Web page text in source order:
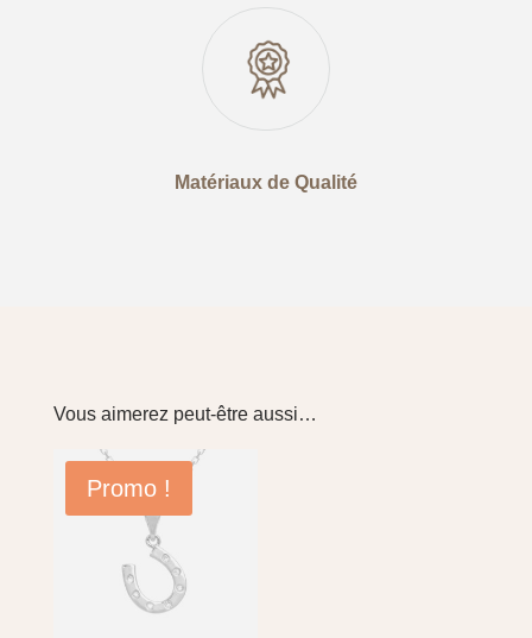
Matériaux de Qualité
Vous aimerez peut-être aussi…
Promo !